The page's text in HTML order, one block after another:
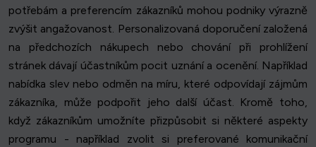
potřebám a preferencím zákazníků mohou podniky výrazně
zvýšit angažovanost. Personalizovaná doporučení založená
na předchozích nákupech nebo chování při prohlížení
stránek dávají účastníkům pocit uznání a ocenění. Například
nabídka slev nebo odměn na míru, které odpovídají zájmům
zákazníka, může podpořit jeho další účast. Kromě toho,
když zákazníkům umožníte přizpůsobit si některé aspekty
programu - například zvolit si preferované komunikační